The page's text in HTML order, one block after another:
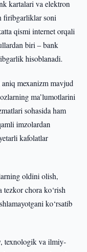
kartalari va elektron
firibgarliklar soni
qismi internet orqali
biri – bank
hisoblanadi.
mexanizm mavjud
ma’lumotlarini
sohasida ham
imzolardan
kafolatlar
oldini olish,
chora ko‘rish
ko‘rsatib
texnologik va ilmiy-